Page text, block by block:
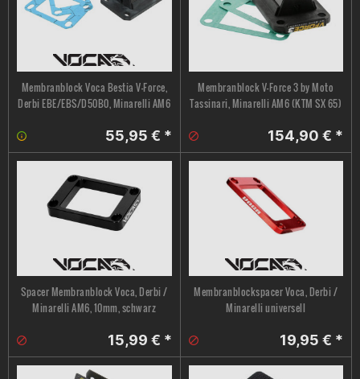
Membranblock Voca Bestia V-Force,
Derbi EBE/EBS/D50B0, Minarelli AM6
55,95 € *
Membranblock V-Force 3 by Moto
Tassinari, Minarelli AM6 (KTM SX 65)
154,90 € *
Spacer Membranblock Voca, Derbi /
Minarelli AM6, 10mm, schwarz
15,99 € *
Membranblockspacer Voca, Derbi /
Minarelli universell
19,95 € *